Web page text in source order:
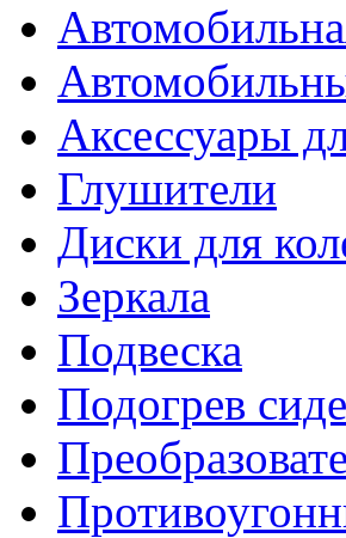
Аксессуары
Глушители
Диски для
Зеркала
Подвеска
Подогрев